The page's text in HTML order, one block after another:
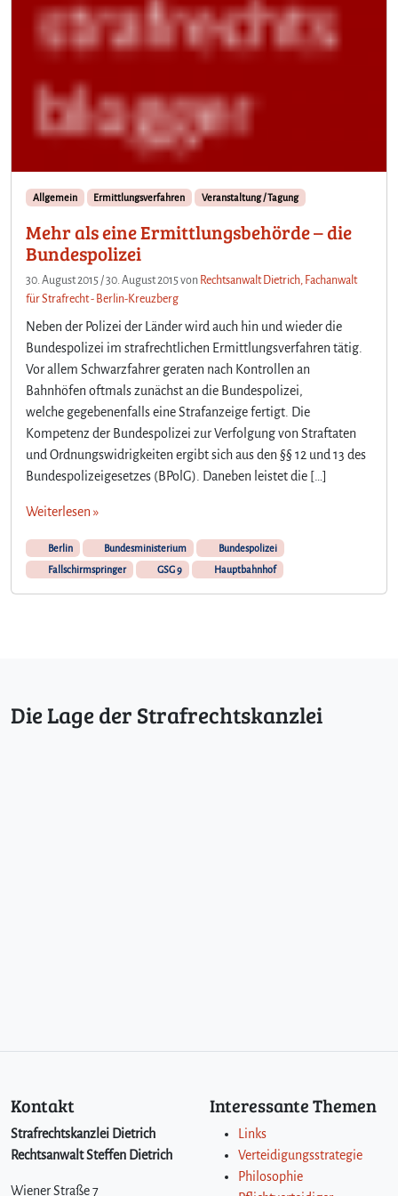
Allgemein Ermittlungsverfahren Veranstaltung / Tagung
Mehr als eine Ermittlungsbehörde – die
Bundespolizei
30. August 2015 /30. August 2015von Rechtsanwalt Dietrich, Fachanwalt
für Strafrecht - Berlin-Kreuzberg
Neben der Polizei der Länder wird auch hin und wieder die
Bundespolizei im strafrechtlichen Ermittlungsverfahren tätig.
Vor allem Schwarzfahrer geraten nach Kontrollen an
Bahnhöfen oftmals zunächst an die Bundespolizei,
welche gegebenenfalls eine Strafanzeige fertigt. Die
Kompetenz der Bundespolizei zur Verfolgung von Straftaten
und Ordnungswidrigkeiten ergibt sich aus den §§ 12 und 13 des
Bundespolizeigesetzes (BPolG). Daneben leistet die […]
Weiterlesen »
Berlin Bundesministerium
Bundespolizei
Fallschirmspringer
GSG 9 Hauptbahnhof
Die Lage der Strafrechtskanzlei
Kontakt
Strafrechtskanzlei Dietrich
Rechtsanwalt Steffen Dietrich
Wiener Straße 7
Interessante Themen
Links
Verteidigungsstrategie
Philosophie